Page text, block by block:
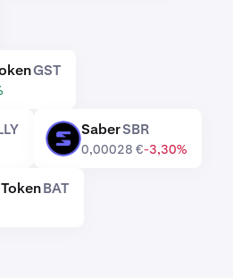
GST
SBR SaberSBR
0,00028 €-3,30%
BAT